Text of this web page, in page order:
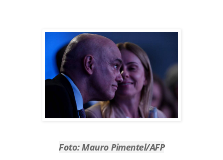
Foto: Mauro Pimentel/AFP